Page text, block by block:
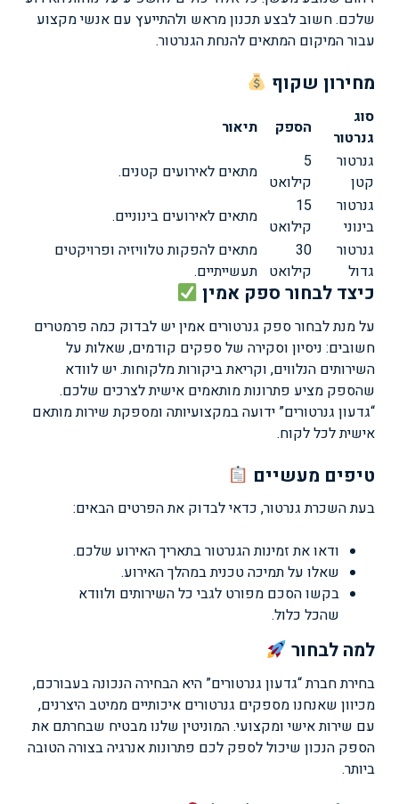
שלכם. חשוב לבצע תכנון מראש ולהתייעץ עם אנשי מקצוע
עבור המיקום המתאים להנחת הגנרטור.
מחירון שקוף
סוג
גנרטור
הספק
תיאור
גנרטור
קטן
5
קילואט מתאים לאירועים קטנים.
גנרטור
בינוני
15
קילואט מתאים לאירועים בינוניים.
גנרטור
גדול
30
קילואט
מתאים להפקות טלוויזיה ופרויקטים
תעשייתיים.
כיצד לבחור ספק אמין
על מנת לבחור ספק גנרטורים אמין יש לבדוק כמה פרמטרים
חשובים: ניסיון וסקירה של ספקים קודמים, שאלות על
השירותים הנלווים, וקריאת ביקורות מלקוחות. יש לוודא
שהספק מציע פתרונות מותאמים אישית לצרכים שלכם.
“גדעון גנרטורים” ידועה במקצועיותה ומספקת שירות מותאם
אישית לכל לקוח.
טיפים מעשיים
בעת השכרת גנרטור, כדאי לבדוק את הפרטים הבאים:
ודאו את זמינות הגנרטור בתאריך האירוע שלכם.
שאלו על תמיכה טכנית במהלך האירוע.
בקשו הסכם מפורט לגבי כל השירותים ולוודא
שהכל כלול.
למה לבחור
בחירת חברת “גדעון גנרטורים” היא הבחירה הנכונה בעבורכם,
מכיוון שאנחנו מספקים גנרטורים איכותיים ממיטב היצרנים,
עם שירות אישי ומקצועי. המוניטין שלנו מבטיח שבחרתם את
הספק הנכון שיכול לספק לכם פתרונות אנרגיה בצורה הטובה
ביותר.